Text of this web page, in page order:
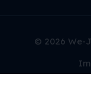
© 2026 We-